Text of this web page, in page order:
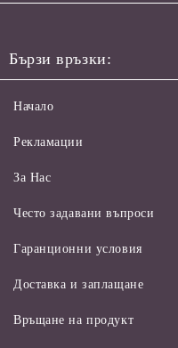
Бързи връзки:
Начало
Рекламации
За Нас
Често задавани въпроси
Гаранционни условия
Доставка и заплащане
Връщане на продукт